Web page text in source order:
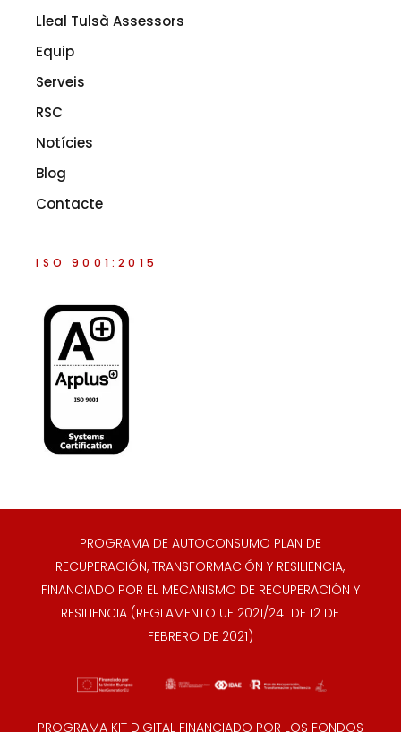
Lleal Tulsà Assessors
Equip
Serveis
RSC
Notícies
Blog
Contacte
ISO 9001:2015
PROGRAMA DE AUTOCONSUMO PLAN DE
RECUPERACIÓN, TRANSFORMACIÓN Y RESILIENCIA,
FINANCIADO POR EL MECANISMO DE RECUPERACIÓN Y
RESILIENCIA (REGLAMENTO UE 2021/241 DE 12 DE
FEBRERO DE 2021)
PROGRAMA KIT DIGITAL FINANCIADO POR LOS FONDOS